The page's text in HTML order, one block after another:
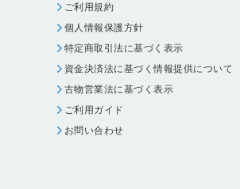
ご利用規約
個人情報保護方針
特定商取引法に基づく表示
資金決済法に基づく情報提供について
古物営業法に基づく表示
ご利用ガイド
お問い合わせ